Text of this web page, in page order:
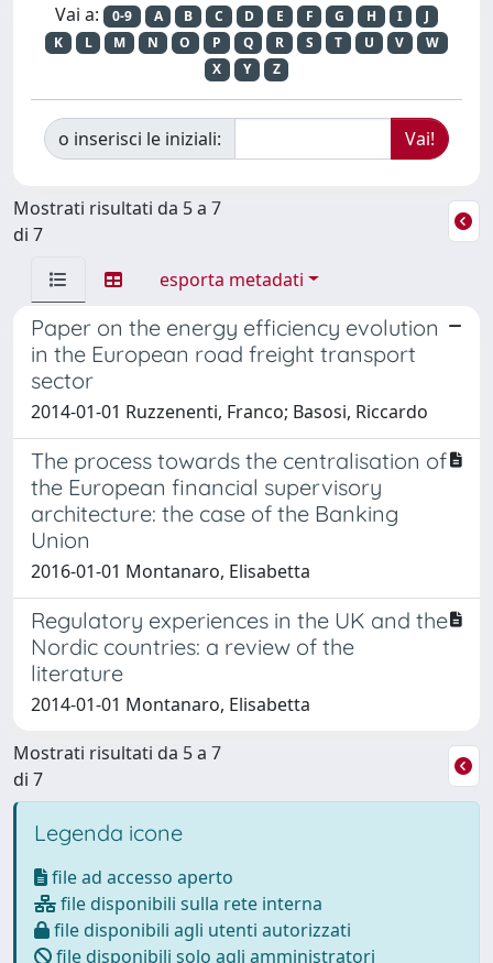
Vai a: 0-9 A B C D E F G H I
J
K
L M N O P Q R S T U V
W
X
Y Z
o inserisci le iniziali:
Mostrati risultati da 5 a 7
di 7
esporta metadati
Paper on the energy efficiency evolution
in the European road freight transport
sector
2014-01-01 Ruzzenenti, Franco; Basosi, Riccardo
The process towards the centralisation of
the European financial supervisory
architecture: the case of the Banking
Union
2016-01-01 Montanaro, Elisabetta
Regulatory experiences in the UK and the
Nordic countries: a review of the
literature
2014-01-01 Montanaro, Elisabetta
Mostrati risultati da 5 a 7
di 7
Legenda icone
file ad accesso aperto
file disponibili sulla rete interna
file disponibili agli utenti autorizzati
file disponibili solo agli amministratori